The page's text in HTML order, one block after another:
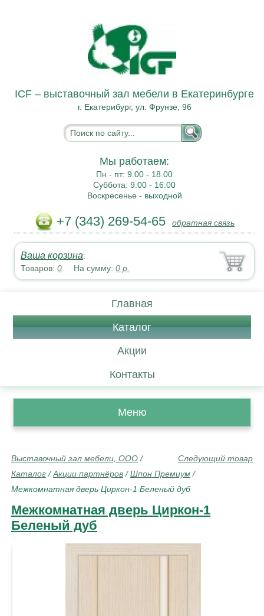
ICF – выставочный зал мебели в Екатеринбурге
г. Екатерибург, ул. Фрунзе, 96
Мы работаем:
Пн - пт:9.00 - 18.00
Суббота:9:00 - 16:00
Воскресенье - выходной
+7 (343) 269-54-65 обратная связь
Ваша корзина:
Товаров:0 На сумму:0 р.
Главная
Каталог
Акции
Контакты
Меню
Следующий товар
Выставочный зал мебели, ООО /
Каталог /Акции партнёров /Шпон Премиум /
Межкомнатная дверь Циркон-1 Беленый дуб
Межкомнатная дверь Циркон-1
Беленый дуб